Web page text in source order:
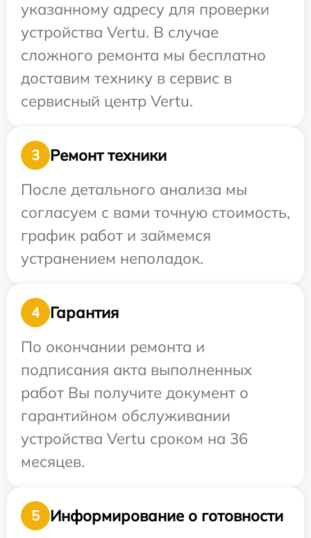
указанному адресу для проверки
устройства Vertu. В случае
сложного ремонта мы бесплатно
доставим технику в сервис в
сервисный центр Vertu.
3
Ремонт техники
После детального анализа мы
согласуем с вами точную стоимость,
график работ и займемся
устранением неполадок.
4
Гарантия
По окончании ремонта и
подписания акта выполненных
работ Вы получите документ о
гарантийном обслуживании
устройства Vertu сроком на 36
месяцев.
5
Информирование о готовности